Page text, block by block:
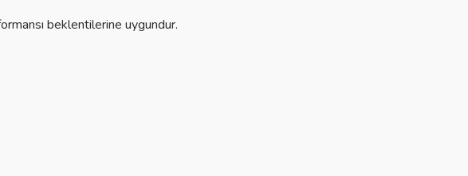
beklentilerine uygundur.